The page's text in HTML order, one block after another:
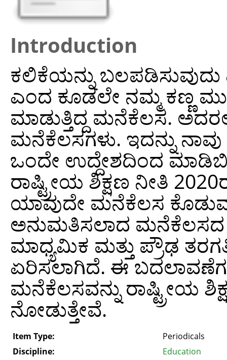
Introduction
ಕಲಿಕೆಯನ್ನು
ಎಂದ ಕೂಡಲೇ ನಮ್ಮ ಕಣ್ಣ
ಮಾಡುತ್ತಿದ್ದ ಮನೆಕೆಲಸ.
ಮನೆಕೆಲಸಗಳು. ಇದನ್ನು
ಒಂದೇ ಉದ್ದೇಶದಿಂದ
ರಾಷ್ಟ್ರೀಯ ಶಿಕ್ಷಣ ನೀತಿ
ಯಾವುದೇ ಮನೆಕೆಲಸ
ಅನುಮತಿಸಲಾದ ಮನೆಕೆಲಸದ
ಮಾಧ್ಯಮಿಕ ಮತ್ತು ಪ್ರೌಢ
ಏರಿಸಲಾಗಿದೆ. ಈ
ಮನೆಕೆಲಸವನ್ನು ರಾಷ್ಟ್ರೀಯ
ನೋಡುತ್ತೇವೆ.
Item Type:
Periodicals
Discipline:
Education